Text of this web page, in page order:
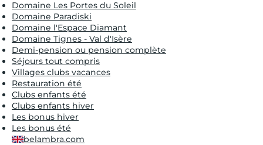
Domaine Les Portes du Soleil
Domaine Paradiski
Domaine l'Espace Diamant
Domaine Tignes - Val d'Isère
Demi-pension ou pension complète
Séjours tout compris
Villages clubs vacances
Restauration été
Clubs enfants été
Clubs enfants hiver
Les bonus hiver
Les bonus été
belambra.com